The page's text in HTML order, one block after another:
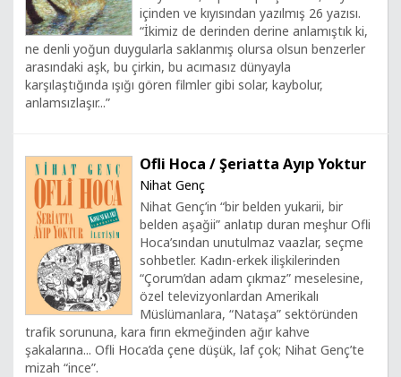
içinden ve kıyısından yazılmış 26 yazısı.
“İkimiz de derinden derine anlamıştık ki,
ne denli yoğun duygularla saklanmış olursa olsun benzerler
arasındaki aşk, bu çirkin, bu acımasız dünyayla
karşılaştığında ışığı gören filmler gibi solar, kaybolur,
anlamsızlaşır...”
Ofli Hoca / Şeriatta Ayıp Yoktur
Nihat Genç
Nihat Genç’in “bir belden yukarii, bir
belden aşağii” anlatıp duran meşhur Ofli
Hoca’sından unutulmaz vaazlar, seçme
sohbetler. Kadın-erkek ilişkilerinden
“Çorum’dan adam çıkmaz” meselesine,
özel televizyonlardan Amerikalı
Müslümanlara, “Nataşa” sektöründen
trafik sorununa, kara fırın ekmeğinden ağır kahve
şakalarına... Ofli Hoca’da çene düşük, laf çok; Nihat Genç’te
mizah “ince”.